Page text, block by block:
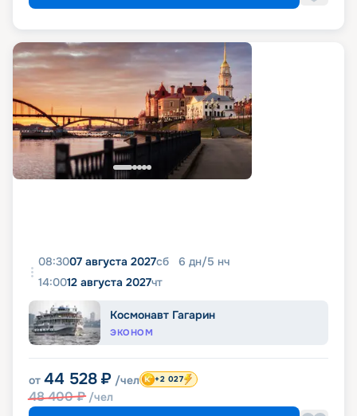
08:3007 августа 2027сб 6 дн/5 нч
14:0012 августа 2027чт
Космонавт Гагарин
ЭКОНОМ
от 44 528 ₽ /чел
48 400₽ /чел
+2 027